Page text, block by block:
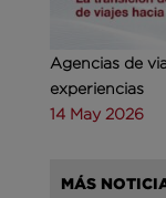
Agencias de
experiencias
14 May 2026
MÁS